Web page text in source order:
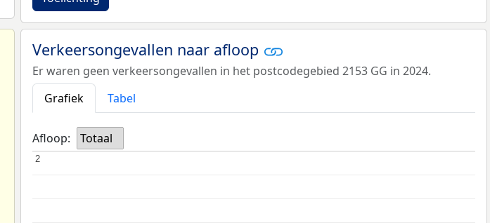
Verkeersongevallen naar afloop
Er waren geen verkeersongevallen in het postcodegebied 2153 GG in 2024.
Grafiek
Tabel
Afloop: Totaal
2
2